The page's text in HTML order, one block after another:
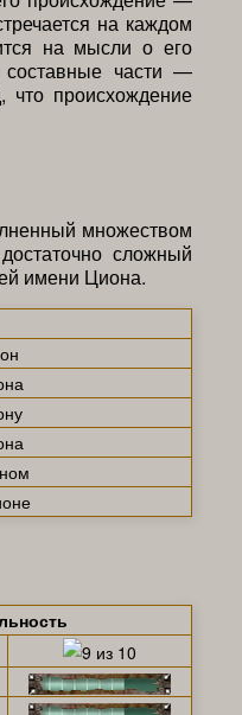
на каждом
на мысли о его
составные части —
что происхождение
множеством
сложный
имени Циона.